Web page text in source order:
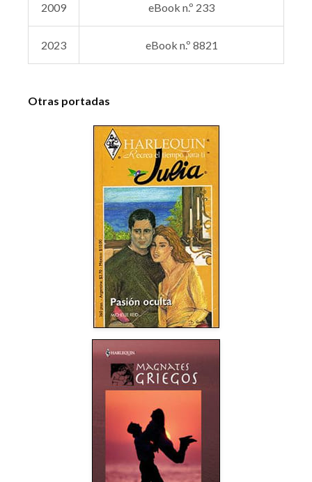
2009 eBook n.º 233
2023 eBook n.º 8821
Otras portadas